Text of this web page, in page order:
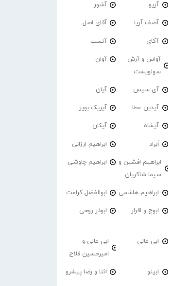
آریو آشور
آصف آریا آقای اصل
آکای آنست
آواس و آرش
سولویست
آوان
آی سیس آیان
آیدین عطا آیریک بویز
آیشاه آیکان
اَبراد ابراهیم ارزانی
ابراهیم افشین و
سیما شاکریان
ابراهیم چاوشی
ابراهیم هاشمی ابوالفضل کرامت
ابوچ و اقرار ابوذر روحی
ابی عالی
ابی عالی و
امیرحسین فلاح
ابینو اثنا و رضا پیشرو